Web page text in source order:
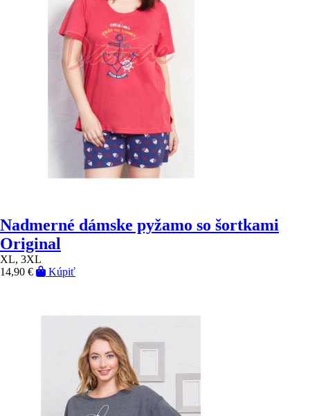
Nadmerné dámske pyžamo so šortkami
Original
XL, 3XL
14,90 €
Kúpiť